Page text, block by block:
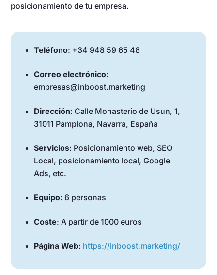
posicionamiento de tu empresa.
Teléfono: +34 948 59 65 48
Correo electrónico:
empresas@inboost.marketing
Dirección: Calle Monasterio de Usun, 1,
31011 Pamplona, Navarra, España
Servicios: Posicionamiento web, SEO
Local, posicionamiento local, Google
Ads, etc.
Equipo: 6 personas
Coste: A partir de 1000 euros
Página Web: https://inboost.marketing/